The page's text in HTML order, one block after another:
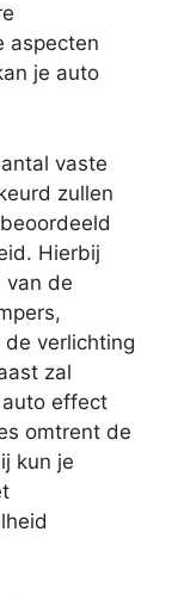
aspecten
je auto
vaste
zullen
Hierbij
van de
verlichting
zal
effect
omtrent de
kun je